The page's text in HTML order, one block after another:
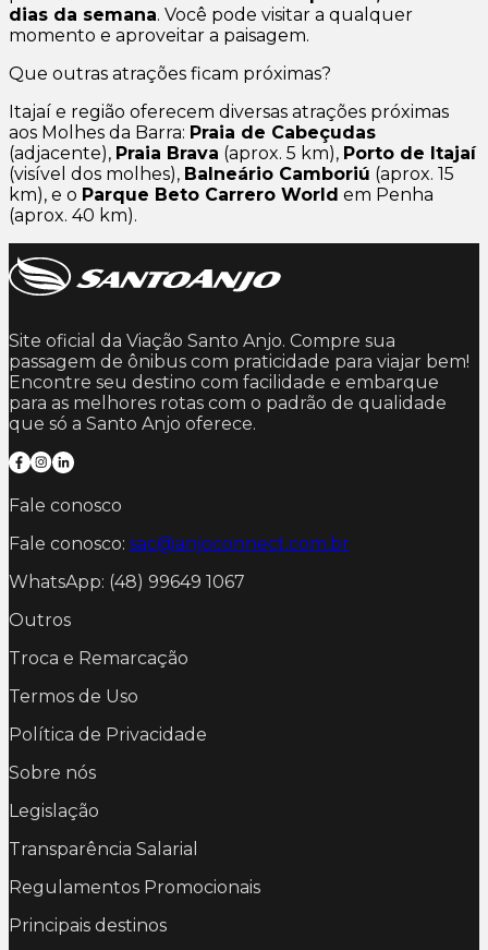
dias da semana. Você pode visitar a qualquer
momento e aproveitar a paisagem.
Que outras atrações ficam próximas?
Itajaí e região oferecem diversas atrações próximas
aos Molhes da Barra: Praia de Cabeçudas
(adjacente), Praia Brava (aprox. 5 km), Porto de Itajaí
(visível dos molhes), Balneário Camboriú (aprox. 15
km), e o Parque Beto Carrero World em Penha
(aprox. 40 km).
Site oficial da Viação Santo Anjo. Compre sua
passagem de ônibus com praticidade para viajar bem!
Encontre seu destino com facilidade e embarque
para as melhores rotas com o padrão de qualidade
que só a Santo Anjo oferece.
Fale conosco
Fale conosco: sac@anjoconnect.com.br
WhatsApp: (48) 99649 1067
Outros
Troca e Remarcação
Termos de Uso
Política de Privacidade
Sobre nós
Legislação
Transparência Salarial
Regulamentos Promocionais
Principais destinos